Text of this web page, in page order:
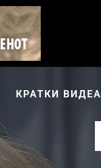
КРАТКИ ВИДЕА